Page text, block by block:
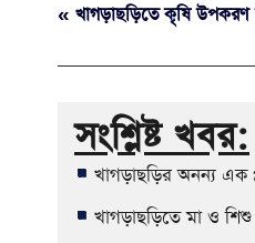
« খাগড়াছড়িতে কৃষি উপকরণ
সংশ্লিষ্ট খবর:
খাগড়াছড়ির অনন্য এক
খাগড়াছড়িতে মা ও শিশু